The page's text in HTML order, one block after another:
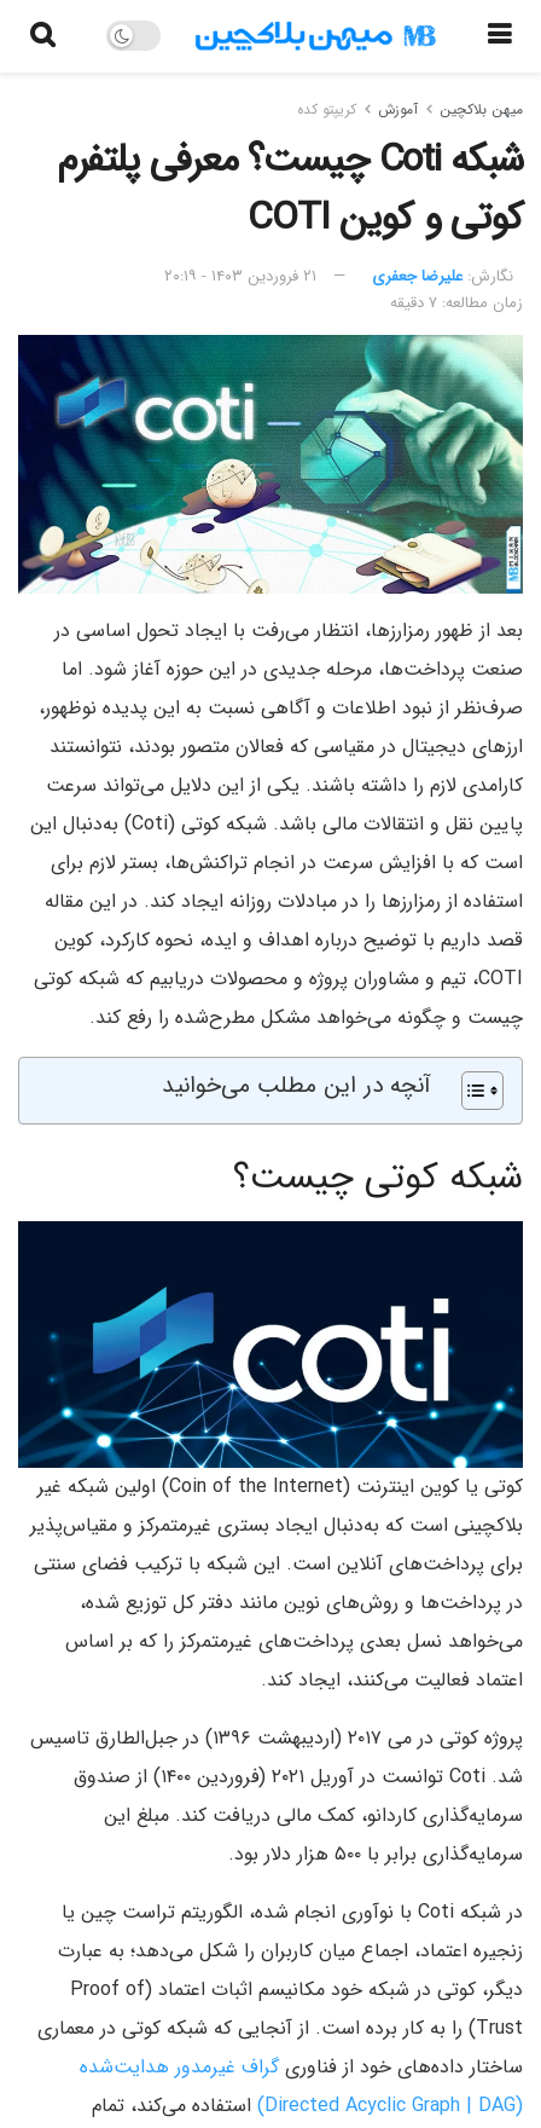
میهن بلاکچین آموزش کریپتو کده
شبکه Coti چیست؟ معرفی پلتفرم
کوتی و کوین COTI
نگارش:‌ علیرضا جعفری
۲۱ فروردین ۱۴۰۳ - ۲۰:۱۹
زمان مطالعه: ۷ دقیقه
بعد از ظهور رمزارزها، انتظار می‌رفت با ایجاد تحول اساسی در
صنعت پرداخت‌ها، مرحله جدیدی در این حوزه آغاز شود. اما
صرف‌نظر از نبود اطلاعات و آگاهی نسبت به این پدیده نوظهور،
ارزهای دیجیتال در مقیاسی که فعالان متصور بودند، نتوانستند
کارامدی لازم را داشته باشند. یکی از این دلایل می‌تواند سرعت
پایین نقل و انتقالات مالی باشد. شبکه کوتی (Coti) به‌دنبال این
است که با افزایش سرعت در انجام تراکنش‌ها، بستر لازم برای
استفاده از رمزارزها را در مبادلات روزانه ایجاد کند. در این مقاله
قصد داریم با توضیح درباره اهداف و ایده، نحوه کارکرد، کوین
COTI، تیم و مشاوران پروژه و محصولات دریابیم که شبکه کوتی
چیست و چگونه می‌خواهد مشکل مطرح‌شده را رفع کند.
آنچه در این مطلب می‌خوانید
شبکه کوتی چیست؟
کوتی یا کوین اینترنت (Coin of the Internet) اولین شبکه غیر
بلاکچینی است که به‌دنبال ایجاد بستری غیرمتمرکز و مقیاس‌پذیر
برای پرداخت‌های آنلاین است. این شبکه با ترکیب فضای سنتی
در پرداخت‌ها و روش‌های نوین مانند دفتر کل توزیع شده،
می‌خواهد نسل بعدی پرداخت‌های غیرمتمرکز را که بر اساس
اعتماد فعالیت می‌کنند، ایجاد کند.
پروژه کوتی در می ۲۰۱۷ (اردیبهشت ۱۳۹۶) در جبل‌الطارق تاسیس
شد. Coti توانست در آوریل ۲۰۲۱ (فروردین ۱۴۰۰) از صندوق
سرمایه‌گذاری کاردانو، کمک مالی دریافت کند. مبلغ این
سرمایه‌گذاری برابر با ۵۰۰ هزار دلار بود.
در شبکه Coti با نوآوری انجام شده، الگوریتم تراست چین یا
زنجیره اعتماد، اجماع میان کاربران را شکل می‌دهد؛ به عبارت
دیگر، کوتی در شبکه خود مکانیسم اثبات اعتماد (Proof of
Trust) را به کار برده است. از آنجایی که شبکه کوتی در معماری
ساختار داده‌های خود از فناوریگراف غیر‌مدور هدایت‌شده
(Directed Acyclic Graph | DAG)
استفاده می‌کند، تمام